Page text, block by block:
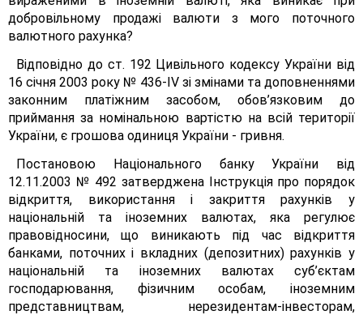
добровільному продажі валюти з мого поточного
валютного рахунка?
Відповідно до ст. 192 Цивільного кодексу України від
16 січня 2003 року № 436-ІV зі змінами та доповненнями
законним платіжним засобом, обов’язковим до
приймання за номінальною вартістю на всій території
України, є грошова одиниця України - гривня.
Постановою Національного банку України від
12.11.2003 № 492 затверджена Інструкція про порядок
відкриття, використання і закриття рахунків у
національній та іноземних валютах, яка регулює
правовідносини, що виникають під час відкриття
банками, поточних і вкладних (депозитних) рахунків у
національній та іноземних валютах суб’єктам
господарювання, фізичним особам, іноземним
представництвам, нерезидентам-інвесторам,